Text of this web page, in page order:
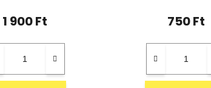
1 900 Ft 750 Ft